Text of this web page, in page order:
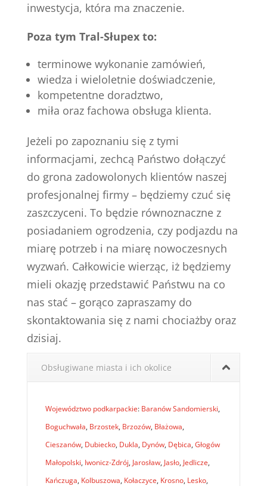
inwestycja, która ma znaczenie.
Poza tym Tral-Słupex to:
terminowe wykonanie zamówień,
wiedza i wieloletnie doświadczenie,
kompetentne doradztwo,
miła oraz fachowa obsługa klienta.
Jeżeli po zapoznaniu się z tymi
informacjami, zechcą Państwo dołączyć
do grona zadowolonych klientów naszej
profesjonalnej firmy – będziemy czuć się
zaszczyceni. To będzie równoznaczne z
posiadaniem ogrodzenia, czy podjazdu na
miarę potrzeb i na miarę nowoczesnych
wyzwań. Całkowicie wierząc, iż będziemy
mieli okazję przedstawić Państwu na co
nas stać – gorąco zapraszamy do
skontaktowania się z nami chociażby oraz
dzisiaj.
Obsługiwane miasta i ich okolice
Województwo podkarpackie: Baranów Sandomierski,
Boguchwała, Brzostek, Brzozów, Błażowa,
Cieszanów, Dubiecko, Dukla, Dynów, Dębica, Głogów
Małopolski, Iwonicz-Zdrój, Jarosław, Jasło, Jedlicze,
Kańczuga, Kolbuszowa, Kołaczyce, Krosno, Lesko,